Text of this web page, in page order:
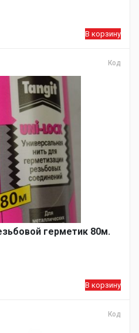
В корзину
Код
герметик 80м.
В корзину
Код